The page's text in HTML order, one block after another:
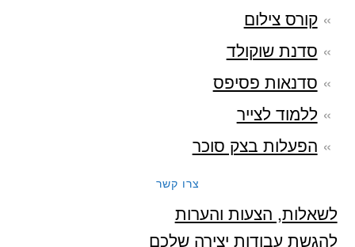
קורס צילום
סדנת שוקולד
סדנאות פסיפס
ללמוד לצייר
הפעלות בצק סוכר
צרו קשר
לשאלות, הצעות והערות
להגשת עבודות יצירה שלכם